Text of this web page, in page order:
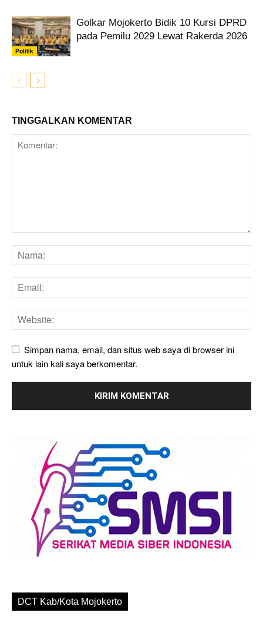
Politik
Golkar Mojokerto Bidik 10 Kursi DPRD
pada Pemilu 2029 Lewat Rakerda 2026
TINGGALKAN KOMENTAR
Simpan nama, email, dan situs web saya di browser ini
untuk lain kali saya berkomentar.
DCT Kab/Kota Mojokerto